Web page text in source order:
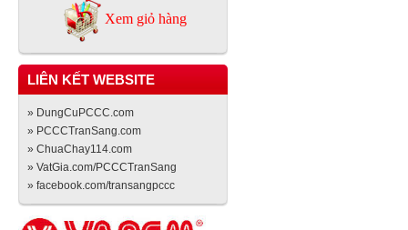
Xem giỏ hàng
LIÊN KẾT WEBSITE
» DungCuPCCC.com
» PCCCTranSang.com
» ChuaChay114.com
» VatGia.com/PCCCTranSang
» facebook.com/transangpccc